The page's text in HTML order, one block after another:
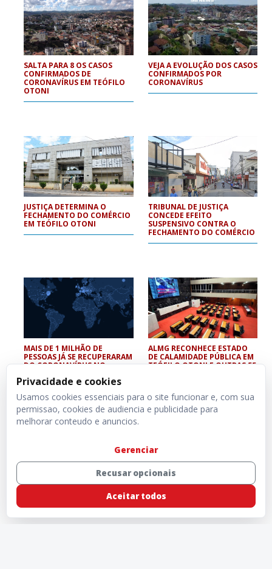
SALTA PARA 8 OS CASOS
CONFIRMADOS DE
CORONAVÍRUS EM TEÓFILO
OTONI
VEJA A EVOLUÇÃO DOS CASOS
CONFIRMADOS POR
CORONAVÍRUS
JUSTIÇA DETERMINA O
FECHAMENTO DO COMÉRCIO
EM TEÓFILO OTONI
TRIBUNAL DE JUSTIÇA
CONCEDE EFEITO
SUSPENSIVO CONTRA O
FECHAMENTO DO COMÉRCIO
MAIS DE 1 MILHÃO DE
PESSOAS JÁ SE RECUPERARAM
DO CORONAVÍRUS NO
ALMG RECONHECE ESTADO
DE CALAMIDADE PÚBLICA EM
TEÓFILO OTONI E OUTRAS 55
Privacidade e cookies
Usamos cookies essenciais para o site funcionar e, com sua
permissao, cookies de audiencia e publicidade para
melhorar conteudo e anuncios.
Gerenciar
Recusar opcionais
Aceitar todos